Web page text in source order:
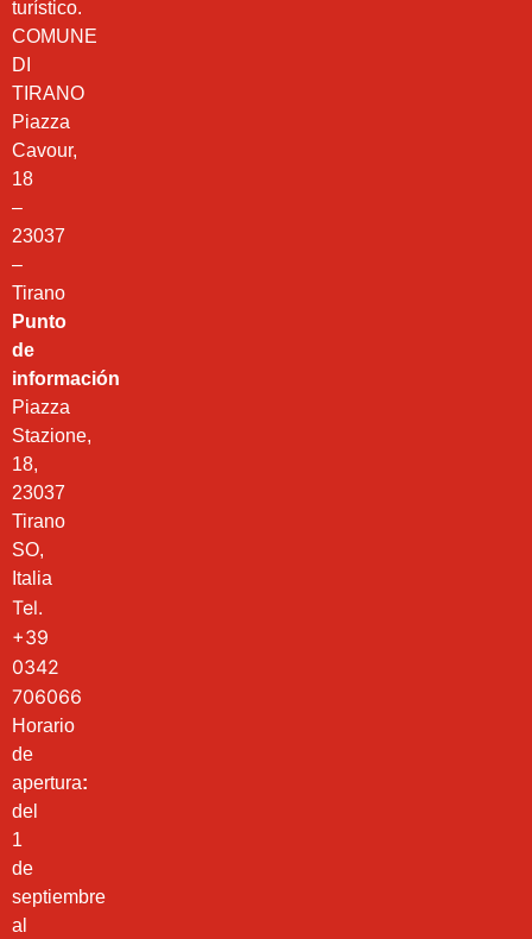
turístico.
COMUNE
DI
TIRANO
Piazza
Cavour,
18
–
23037
–
Tirano
Punto
de
información
Piazza
Stazione,
18,
23037
Tirano
SO,
Italia
Tel.
+39
0342
706066
Horario
de
apertura:
del
1
de
septiembre
al